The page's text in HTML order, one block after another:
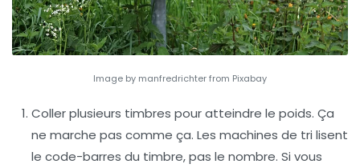
Image by manfredrichter from Pixabay
Coller plusieurs timbres pour atteindre le poids. Ça
ne marche pas comme ça. Les machines de tri lisent
le code-barres du timbre, pas le nombre. Si vous